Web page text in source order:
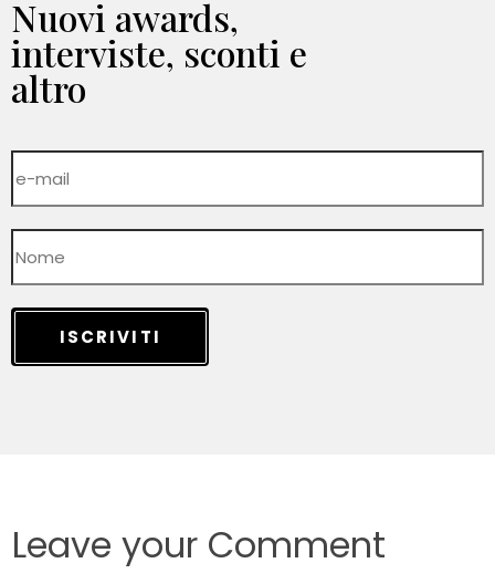
Nuovi awards,
interviste, sconti e
altro
ISCRIVITI
Leave your Comment